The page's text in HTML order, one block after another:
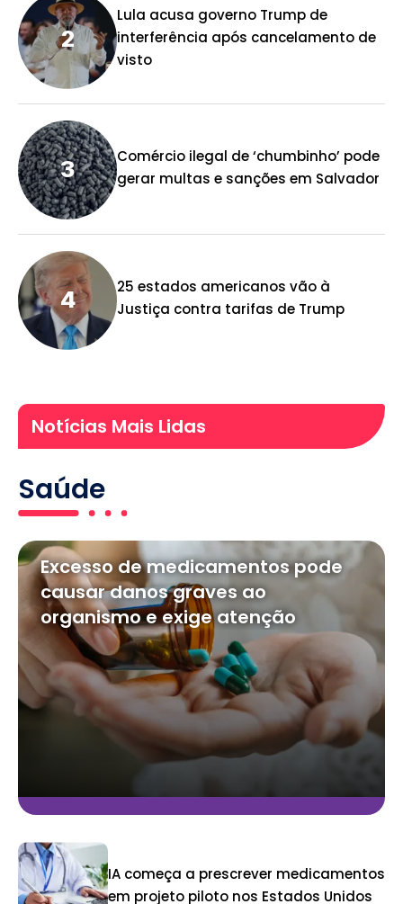
Lula acusa governo Trump de
interferência após cancelamento de
visto
Comércio ilegal de ‘chumbinho’ pode
gerar multas e sanções em Salvador
25 estados americanos vão à
Justiça contra tarifas de Trump
Notícias Mais Lidas
Saúde
Excesso de medicamentos pode
causar danos graves ao
organismo e exige atenção
IA começa a prescrever medicamentos
em projeto piloto nos Estados Unidos